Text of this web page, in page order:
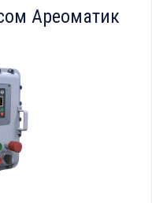
Ареоматик